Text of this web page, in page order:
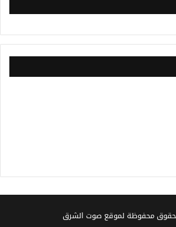
محفوظة لموقع صوت الشرق